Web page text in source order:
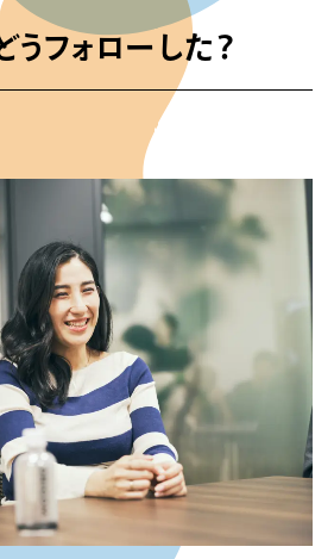
うフォローした？